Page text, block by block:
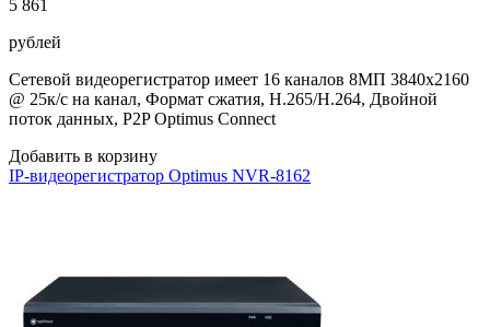
5 861
рублей
Сетевой видеорегистратор имеет 16 каналов 8МП 3840х2160
@ 25к/с на канал, Формат сжатия, H.265/H.264, Двойной
поток данных, P2P Optimus Connect
Добавить в корзину
IP-видеорегистратор Optimus NVR-8162